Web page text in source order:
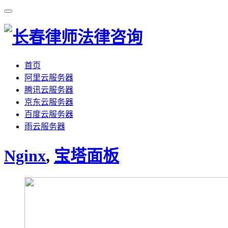
首页
阿里云服务器
腾讯云服务器
京东云服务器
百度云服务器
雨云服务器
Nginx, 宝塔面板